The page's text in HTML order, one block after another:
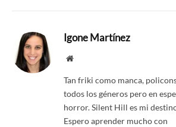
Igone Martínez
Website
Tan friki como manca,
todos los géneros pero en
horror. Silent Hill es mi
Espero aprender mucho con